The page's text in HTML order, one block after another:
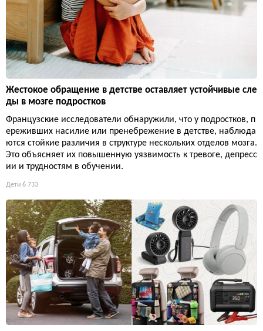
Жестокое обращение в детстве оставляет устойчивые сле
ды в мозге подростков
Французские исследователи обнаружили, что у подростков, п
ереживших насилие или пренебрежение в детстве, наблюда
ются стойкие различия в структуре нескольких отделов мозга.
Это объясняет их повышенную уязвимость к тревоге, депресс
ии и трудностям в обучении.
Дети 6 733